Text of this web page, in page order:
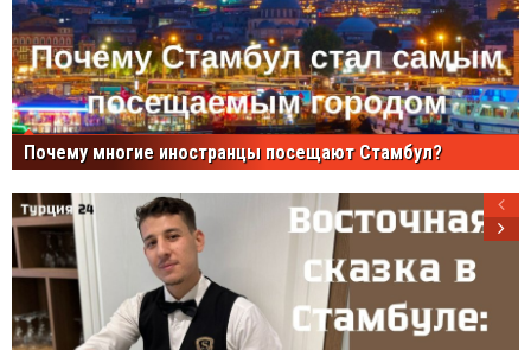
Почему многие иностранцы посещают Стамбул?